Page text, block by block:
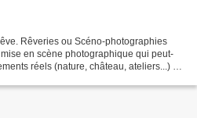
Rêveries ou Scéno-photographies
en scène photographique qui peut-
réels (nature, château, ateliers...) ou